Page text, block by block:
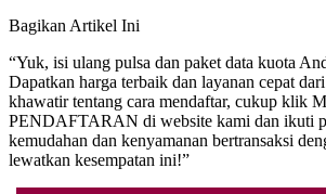
Bagikan Artikel Ini
“Yuk, isi ulang pulsa dan paket data kuota
Dapatkan harga terbaik dan layanan cepat
khawatir tentang cara mendaftar, cukup klik
PENDAFTARAN di website kami dan ikuti
kemudahan dan kenyamanan bertransaksi
lewatkan kesempatan ini!”